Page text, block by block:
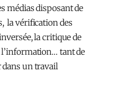
médias disposant de
la vérification des
la critique de
tant de
un travail